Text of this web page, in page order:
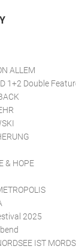
ALLEM
1+2 Double
& HOPE
2025
IST